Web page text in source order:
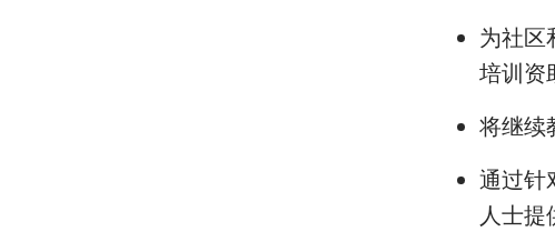
为社区
培训资
将继续
通过针
人士提